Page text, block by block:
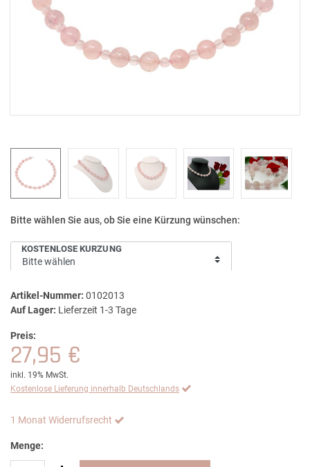
Bitte wählen Sie aus, ob Sie eine Kürzung wünschen:
KOSTENLOSE KÜRZUNG
Artikel-Nummer: 0102013
Auf Lager: Lieferzeit 1-3 Tage
Preis:
27,95 €
inkl. 19% MwSt.
Kostenlose Lieferung innerhalb Deutschlands
1 Monat Widerrufsrecht
Menge: